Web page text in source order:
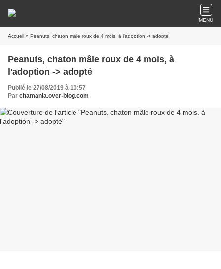
MENU
Accueil » Peanuts, chaton mâle roux de 4 mois, à l'adoption -> adopté
Peanuts, chaton mâle roux de 4 mois, à
l'adoption -> adopté
Publié le 27/08/2019 à 10:57
Par chamania.over-blog.com